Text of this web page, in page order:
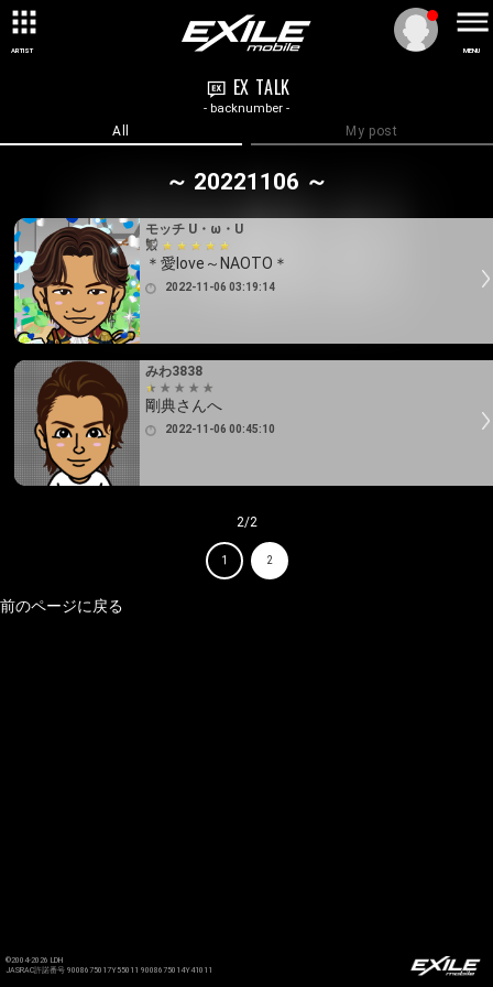
ARTIST MENU
EX TALK
- backnumber -
All My post
～ 20221106 ～
モッチ U・ω・U
＊愛love～NAOTO＊
2022-11-06 03:19:14
みわ3838
剛典さんへ
2022-11-06 00:45:10
2/2
1 2
前のページに戻る
©2004-2026 LDH
JASRAC許諾番号 9008675017Y55011 9008675014Y41011